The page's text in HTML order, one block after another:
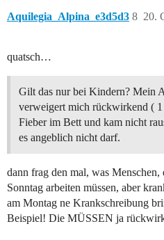
Aquilegia_Alpina_e3d5d3 20.
8
quatsch…
Gilt das nur bei Kindern? Mein
verweigert mich rückwirkend (
Fieber im Bett und kam nicht
es angeblich nicht darf.
dann frag den mal, was Menschen,
Sonntag arbeiten müssen, aber
am Montag ne Krankschreibung
Beispiel! Die MÜSSEN ja